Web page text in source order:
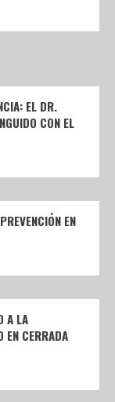
EL DR.
CON EL
EN
A LA
EN CERRADA